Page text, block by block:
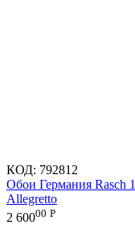
КОД: 792812
Обои Германия Rasch
Allegretto
2 60000 Р